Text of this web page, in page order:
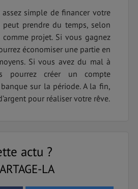
assez simple de financer votre
prendre du temps, selon
projet. Si vous gagnez
économiser une partie en
Si vous avez du mal à
pourrez créer un compte
sur la période. A la fin,
pour réaliser votre rêve.
actu ?
LA